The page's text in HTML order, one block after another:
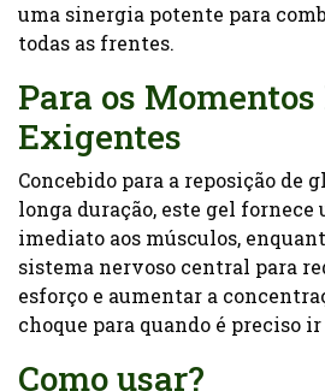
uma sinergia potente para
todas as frentes.
Para os
Exigentes
Concebido para a reposição de
longa duração, este gel
imediato aos músculos,
sistema nervoso central para
esforço e aumentar a
choque para quando é preciso
Como usar?